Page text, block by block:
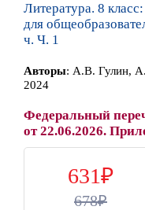
Литература. 8
для
ч. Ч. 1
Авторы: А.В. Гулин,
2024
Федеральный
от 22.06.2026.
631
678